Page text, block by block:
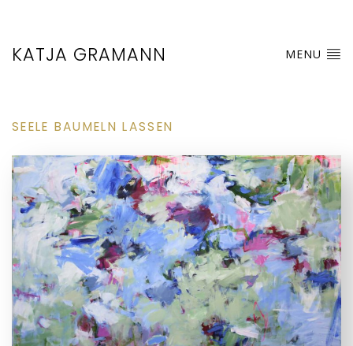
KATJA GRAMANN MENU
SEELE BAUMELN LASSEN